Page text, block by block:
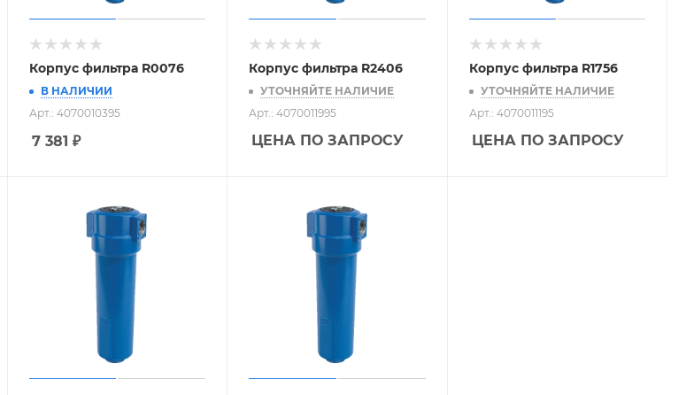
Корпус фильтра R0076
В НАЛИЧИИ
Арт.: 4070010395
7 381 ₽
Корпус фильтра R2406
УТОЧНЯЙТЕ НАЛИЧИЕ
Арт.: 4070011995
ЦЕНА ПО ЗАПРОСУ
Корпус фильтра R1756
УТОЧНЯЙТЕ НАЛИЧИЕ
Арт.: 4070011195
ЦЕНА ПО ЗАПРОСУ